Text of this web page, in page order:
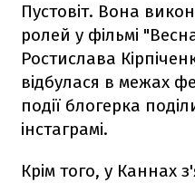
Пустовіт. Вона
ролей у фільмі
Ростислава
відбулася в межах
події блогерка
інстаграмі.
Крім того, у Каннах